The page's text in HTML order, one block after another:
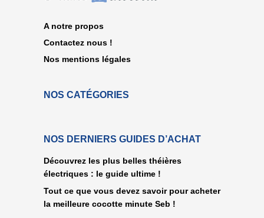
A notre propos
Contactez nous !
Nos mentions légales
NOS DERNIERS GUIDES D’ACHAT
Découvrez les plus belles théières
électriques : le guide ultime !
Tout ce que vous devez savoir pour acheter
la meilleure cocotte minute Seb !
NOS CATÉGORIES